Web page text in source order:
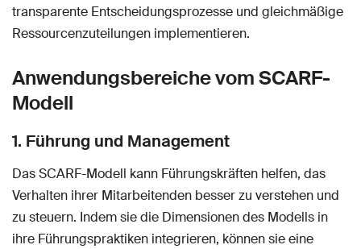
transparente Entscheidungsprozesse und gleichmäßige
Ressourcenzuteilungen implementieren.
Anwendungsbereiche vom SCARF-
Modell
1. Führung und Management
Das SCARF-Modell kann Führungskräften helfen, das
Verhalten ihrer Mitarbeitenden besser zu verstehen und
zu steuern. Indem sie die Dimensionen des Modells in
ihre Führungspraktiken integrieren, können sie eine